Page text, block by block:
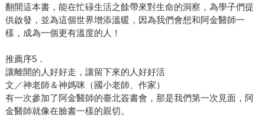
翻開這本書，能在忙碌生活之餘帶來對生命的洞察，為學子們提
供啟發，並為這個世界增添溫暖，因為我們會想和阿金醫師一
樣，成為一個更有溫度的人！
推薦序5．
讓離開的人好好走，讓留下來的人好好活
文／神老師＆神媽咪（國小老師、作家）
有一次參加了阿金醫師的臺北簽書會，那是我們第一次見面，阿
金醫師就像在臉書一樣的親切。